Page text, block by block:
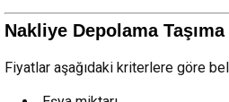
Nakliye Depolama
Fiyatlar aşağıdaki kriterlere göre